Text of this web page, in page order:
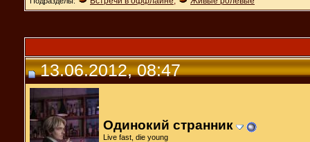
13.06.2012, 08:47
Одинокий странник
Live fast, die young